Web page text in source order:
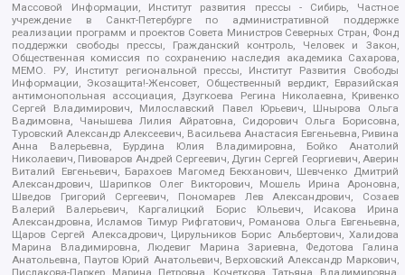
Массовой Информации, Институт развития прессы - Сибирь, Частное
учреждение в Санкт-Петербурге по административной поддержке
реализации программ и проектов Совета Министров Северных Стран, Фонд
поддержки свободы прессы, Гражданский контроль, Человек и Закон,
Общественная комиссия по сохранению наследия академика Сахарова,
МЕМО. РУ, Институт региональной прессы, Институт Развития Свободы
Информации, Экозащита!-Женсовет, Общественный вердикт, Евразийская
антимонопольная ассоциация, Дзугкоева Регина Николаевна, Кривенко
Сергей Владимирович, Милославский Павел Юрьевич, Шнырова Ольга
Вадимовна, Чанышева Лилия Айратовна, Сидорович Ольга Борисовна,
Туровский Александр Алексеевич, Васильева Анастасия Евгеньевна, Ривина
Анна Валерьевна, Бурдина Юлия Владимировна, Бойко Анатолий
Николаевич, Пивоваров Андрей Сергеевич, Дугин Сергей Георгиевич, Аверин
Виталий Евгеньевич, Барахоев Магомед Бекханович, Шевченко Дмитрий
Александрович, Шарипков Олег Викторович, Мошель Ирина Ароновна,
Шведов Григорий Сергеевич, Пономарев Лев Александрович, Созаев
Валерий Валерьевич, Каргалицкий Борис Юльевич, Исакова Ирина
Александровна, Исламов Тимур Рифгатович, Романова Ольга Евгеньевна,
Щаров Сергей Алексадрович, Цирульников Борис Альбертович, Халидова
Марина Владимировна, Людевиг Марина Зариевна, Федотова Галина
Анатольевна, Паутов Юрий Анатольевич, Верховский Александр Маркович,
Пислакова-Паркер Марина Петровна, Кочеткова Татьяна Владимировна,